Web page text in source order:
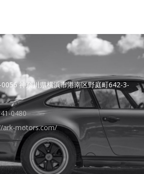
神奈川県横浜市港南区野庭町642-3-
0480
ark-motors.com/